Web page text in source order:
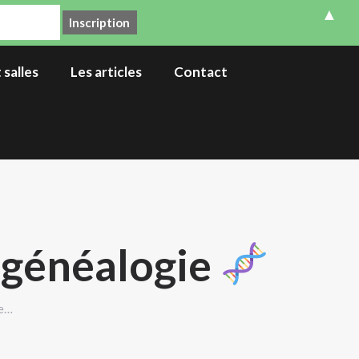
Les articles Contact
▲